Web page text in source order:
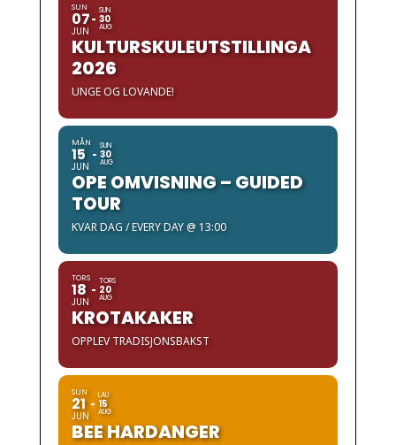
SUN
07
JUN
SUN
30
AUG
KULTURSKULEUTSTILLINGA
2026
UNGE OG LOVANDE!
MÅN
15
JUN
SUN
30
AUG
OPE OMVISNING – GUIDED
TOUR
KVAR DAG / EVERY DAY @ 13:00
TORS
18
JUN
TORS
20
AUG
KROTAKAKER
OPPLEV TRADISJONSBAKST
SUN
21
JUN
LAU
15
AUG
BEE HARDANGER